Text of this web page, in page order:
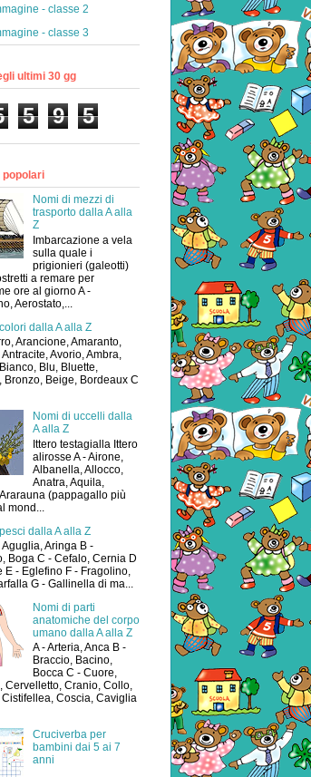
- classe 2
- classe 3
ultimi 30 gg
5 9 5
popolari
Nomi di mezzi di
trasporto dalla A alla
Z
Imbarcazione a vela
sulla quale i
prigionieri (galeotti)
a remare per
ore al giorno A -
Aerostato,...
dalla A alla Z
Arancione, Amaranto,
Avorio, Ambra,
Blu, Bluette,
Bronzo, Beige, Bordeaux C
Nomi di uccelli dalla
A alla Z
Ittero testagialla Ittero
alirosse A - Airone,
Albanella, Allocco,
Anatra, Aquila,
(pappagallo più
mond...
dalla A alla Z
Aguglia, Aringa B -
Boga C - Cefalo, Cernia D
E - Eglefino F - Fragolino,
G - Gallinella di ma...
Nomi di parti
anatomiche del corpo
umano dalla A alla Z
A - Arteria, Anca B -
Braccio, Bacino,
Bocca C - Cuore,
Cervelletto, Cranio, Collo,
Coscia, Caviglia
Cruciverba per
bambini dai 5 ai 7
anni